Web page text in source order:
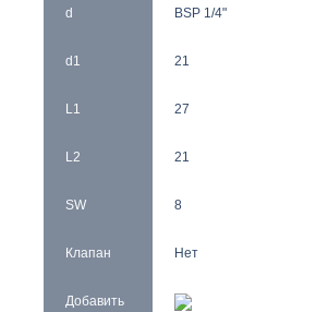
d
d1
L1
L2
SW
Клапан
Добавить
BSP 1/4"
21
27
21
8
Нет